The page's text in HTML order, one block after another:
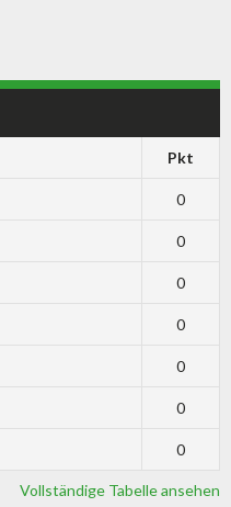
Pkt
0
0
0
0
0
0
0
Vollständige Tabelle ansehen